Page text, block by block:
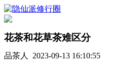
花茶和花草茶难区分
品茶人 2023-09-13 16:10:55